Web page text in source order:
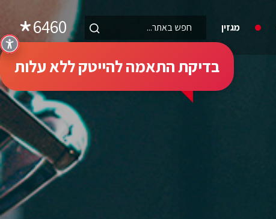
מגזין 6460
בדיקת התאמה להייטק ללא עלות